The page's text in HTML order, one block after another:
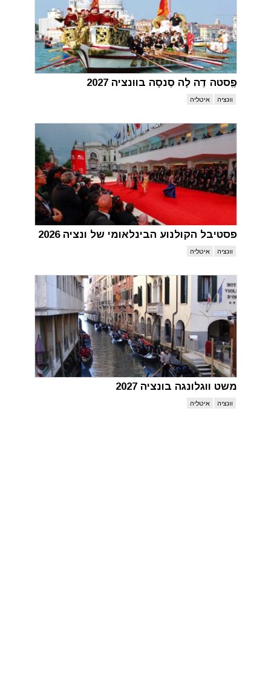
פֶֶסטה דֶה לָה סֶנסָה בוונציה 2027
וונציה איטליה
פסטיבל הקולנוע הבינלאומי של ונציה 2026
וונציה איטליה
משט ווגלונגה בונציה 2027
וונציה איטליה